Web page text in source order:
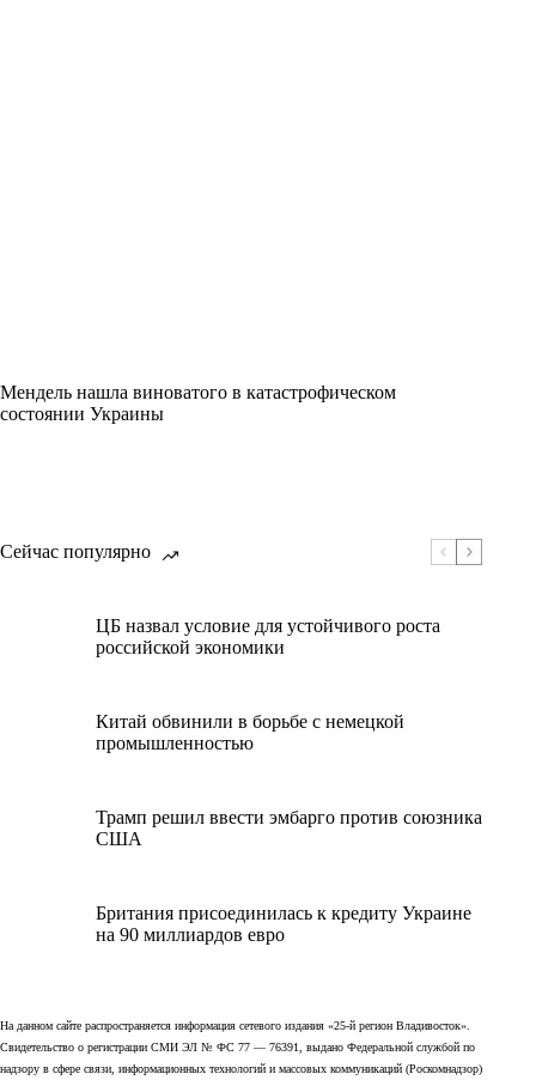
Мендель нашла виноватого в катастрофическом
состоянии Украины
Сейчас популярно
ЦБ назвал условие для устойчивого роста
российской экономики
Китай обвинили в борьбе с немецкой
промышленностью
Трамп решил ввести эмбарго против союзника
США
Британия присоединилась к кредиту Украине
на 90 миллиардов евро
На данном сайте распространяется информация сетевого издания «25-й регион Владивосток».
Свидетельство о регистрации СМИ ЭЛ № ФС 77 — 76391, выдано Федеральной службой по
надзору в сфере связи, информационных технологий и массовых коммуникаций (Роскомнадзор)